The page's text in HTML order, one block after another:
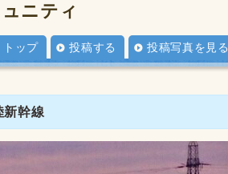
ニティ
トップ 投稿する 投稿写真を見る
新幹線